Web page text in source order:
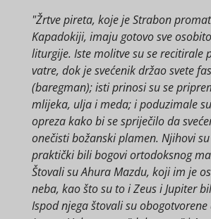
"Žrtve pireta, koje je Strabon
Kapadokiji, imaju gotovo sve
liturgije. Iste molitve su se recitirale
vatre, dok je svećenik držao svete
(baregman); isti prinosi su se
mlijeka, ulja i meda; i poduzimale
opreza kako bi se spriječilo da
onečisti božanski plamen. Njihovi
praktički bili bogovi ortodoksnog
Štovali su Ahura Mazdu, koji im je
neba, kao što su to i Zeus i Jupiter
Ispod njega štovali su